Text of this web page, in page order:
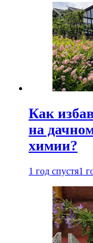
Как
на
химии?
1 год спустя1